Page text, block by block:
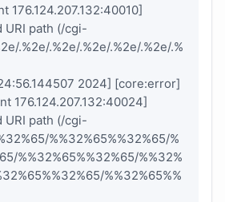
176.124.207.132:40010]
URI path (/cgi-
.%2e/.%2e/.%2e/.%2e/.%2e/.%
2024] [core:error]
176.124.207.132:40024]
URI path (/cgi-
%%32%65%%32%65/%
%%32%65%%32%65/%%32%
%%32%65%%